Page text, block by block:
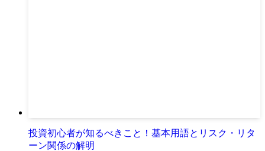
投資初心者が知るべきこと！基本用語とリスク・リタ
ーン関係の解明